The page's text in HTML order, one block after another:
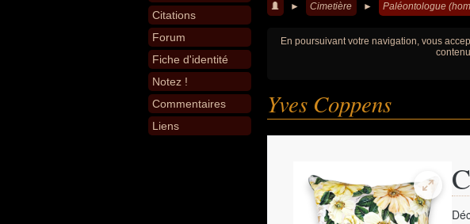
Citations
Forum
Fiche d'identité
Notez !
Commentaires
Liens
► Cimetière ► Paléontologue
En poursuivant votre navigation, vous
Yves Coppens